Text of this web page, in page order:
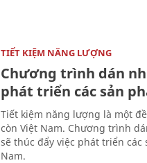
TIẾT KIỆM NĂNG LƯỢNG
Chương trình dán
phát triển các sản
Tiết kiệm năng lượng là một
còn Việt Nam. Chương trình
sẽ thúc đẩy việc phát triển
Nam.